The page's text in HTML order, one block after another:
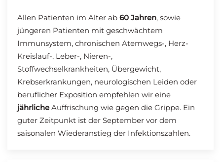
Allen Patienten im Alter ab 60 Jahren, sowie
jüngeren Patienten mit geschwächtem
Immunsystem, chronischen Atemwegs-, Herz-
Kreislauf-, Leber-, Nieren-,
Stoffwechselkrankheiten, Übergewicht,
Krebserkrankungen, neurologischen Leiden oder
beruflicher Exposition empfehlen wir eine
jährlicheAuffrischung wie gegen die Grippe. Ein
guter Zeitpunkt ist der September vor dem
saisonalen Wiederanstieg der Infektionszahlen.